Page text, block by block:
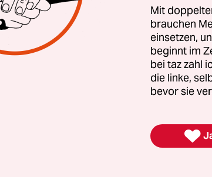
der taz.
Linken-Chefin Katja Kipping sprach
Und die Menschenrechtsorganisation
Merkel (CDU) sogar einen „Verrat an
kooperiert mit Verbrechern. Das muss
Mit
brauchen
einsetzen,
beginnt im
bei taz zahl
die linke,
bevor sie
